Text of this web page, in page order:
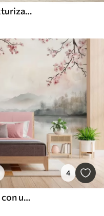
Hierba de la pampa alta y texturizada en tonos suaves, cálidos y neutros, con un fondo difuminado y claro.
4
tranquilo paisaje en acuarela con un lago y un árbol en flor